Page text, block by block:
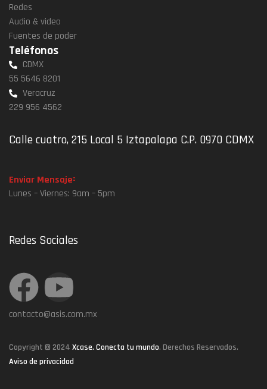
Redes
Audio & video
Fuentes de poder
Teléfonos
CDMX
55 5646 8201
Veracruz
229 956 4562
Calle cuatro, 215 Local 5 Iztapalapa C.P. 0970 CDMX
Enviar Mensaje
Lunes – Viernes: 9am – 5pm
Redes Sociales
contacto@asis.com.mx
Copyright © 2024 Xcase. Conecta tu mundo. Derechos Reservados.
Aviso de privacidad